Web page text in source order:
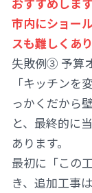
市内にショー
スも難しくあ
失敗例③ 予算
「キッチンを
っかくだから
と、最終的に
あります。
最初に「この
き、追加工事